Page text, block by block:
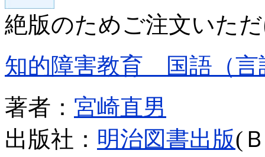
絶版のためご注文いた
知的障害教育 国語（言
著者： 宮崎直男
出版社： 明治図書出版(